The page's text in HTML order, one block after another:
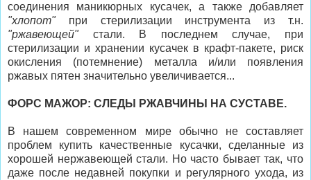
соединения маникюрных кусачек, а также добавляет
"хлопот"при стерилизации инструмента из т.н.
"ржавеющей"стали. В последнем случае, при
стерилизации и хранении кусачек в крафт-пакете, риск
окисления (потемнение) металла и/или появления
ржавых пятен значительно увеличивается...
ФОРС МАЖОР: СЛЕДЫ РЖАВЧИНЫ НА СУСТАВЕ.
В нашем современном мире обычно не составляет
проблем купить качественные кусачки, сделанные из
хорошей нержавеющей стали. Но часто бывает так, что
даже после недавней покупки и регулярного ухода, из